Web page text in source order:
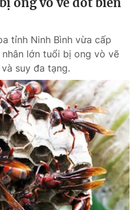
tỉnh Ninh Bình vừa cấp
lớn tuổi bị ong vò vẽ
suy đa tạng.